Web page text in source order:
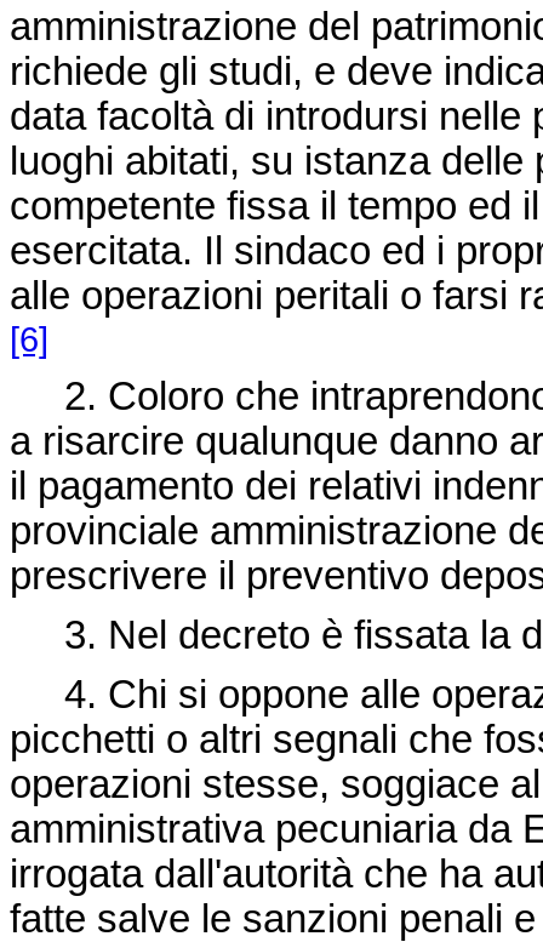
amministrazione del
richiede gli studi, e deve
data facoltà di introdursi nelle
luoghi abitati, su istanza
competente fissa il tempo ed
esercitata. Il sindaco ed i
alle operazioni peritali o farsi
[6]
2. Coloro che
a risarcire qualunque danno
il pagamento dei relativi
provinciale amministrazione
prescrivere il preventivo
3. Nel decreto è fissata la
4. Chi si oppone alle
picchetti o altri segnali che
operazioni stesse, soggiace
amministrativa pecuniaria da
irrogata dall'autorità che ha
fatte salve le sanzioni penali